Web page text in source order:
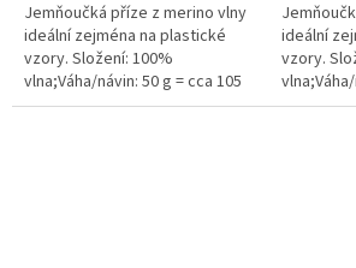
Jemňoučká příze z merino vlny
ideální zejména na plastické
vzory. Složení: 100%
vlna;Váha/návin: 50 g = cca 105
metrů;Doporučená síla jehlic: 4
ideální
vzory.